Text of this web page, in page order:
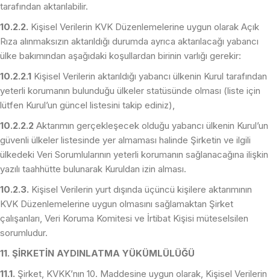
tarafından aktarılabilir.
10.2.2. Kişisel Verilerin KVK Düzenlemelerine uygun olarak Açık
Rıza alınmaksızın aktarıldığı durumda ayrıca aktarılacağı yabancı
ülke bakımından aşağıdaki koşullardan birinin varlığı gerekir:
10.2.2.1 Kişisel Verilerin aktarıldığı yabancı ülkenin Kurul tarafından
yeterli korumanın bulunduğu ülkeler statüsünde olması (liste için
lütfen Kurul’un güncel listesini takip ediniz),
10.2.2.2 Aktarımın gerçekleşecek olduğu yabancı ülkenin Kurul’un
güvenli ülkeler listesinde yer almaması halinde Şirketin ve ilgili
ülkedeki Veri Sorumlularının yeterli korumanın sağlanacağına ilişkin
yazılı taahhütte bulunarak Kuruldan izin alması.
10.2.3. Kişisel Verilerin yurt dışında üçüncü kişilere aktarımının
KVK Düzenlemelerine uygun olmasını sağlamaktan Şirket
çalışanları, Veri Koruma Komitesi ve İrtibat Kişisi müteselsilen
sorumludur.
11. ŞİRKETİN AYDINLATMA YÜKÜMLÜLÜĞÜ
11.1. Şirket, KVKK’nın 10. Maddesine uygun olarak, Kişisel Verilerin